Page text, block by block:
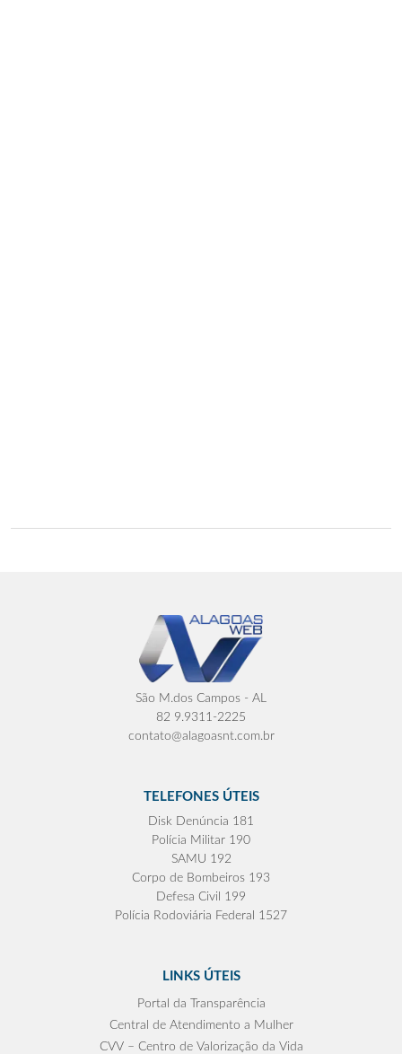
São M.dos Campos - AL
82 9.9311-2225
contato@alagoasnt.com.br
TELEFONES ÚTEIS
Disk Denúncia 181
Polícia Militar 190
SAMU 192
Corpo de Bombeiros 193
Defesa Civil 199
Polícia Rodoviária Federal 1527
LINKS ÚTEIS
Portal da Transparência
Central de Atendimento a Mulher
CVV – Centro de Valorização da Vida